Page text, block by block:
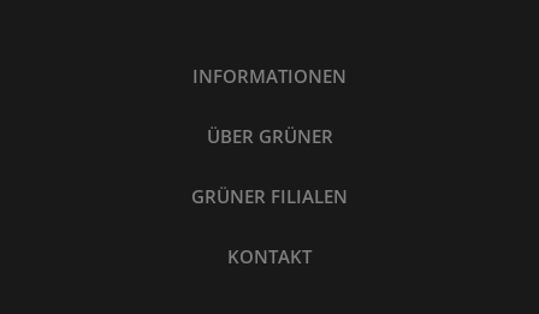
INFORMATIONEN
ÜBER GRÜNER
GRÜNER FILIALEN
KONTAKT